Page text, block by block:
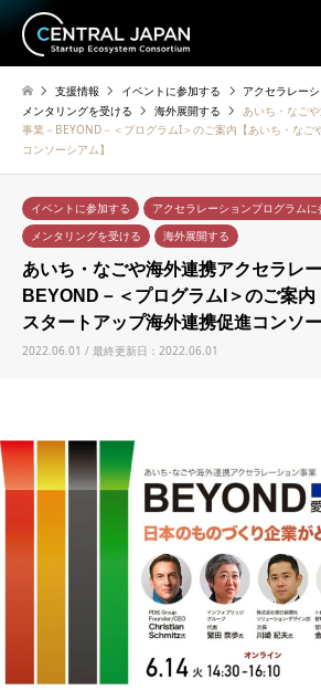
支援情報 イベントに参加する
アクセラレー
メンタリングを受ける
海外展開する
あいち・なご
事業－BEYOND－＜プログラムI＞のご案内【あいち・なご
コンソーシアム】
イベントに参加する
アクセラレーションプログラムに
メンタリングを受ける
海外展開する
あいち・なごや海外連携アクセラレ
BEYOND－＜プログラムI＞のご案
スタートアップ海外連携促進コンソー
2022.06.01 / 最終更新日：2022.06.01